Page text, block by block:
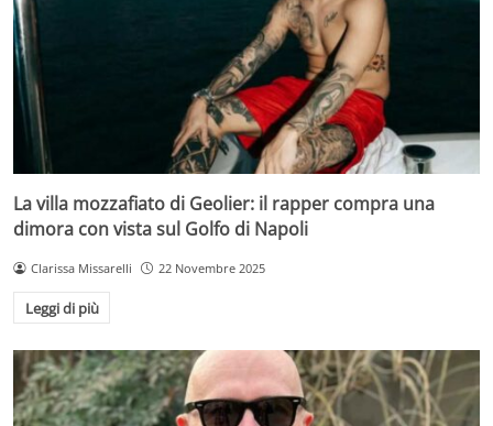
La villa mozzafiato di Geolier: il rapper compra una
dimora con vista sul Golfo di Napoli
Clarissa Missarelli 22 Novembre 2025
Leggi di più